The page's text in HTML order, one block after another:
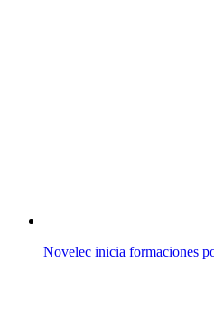
Novelec inicia formaciones